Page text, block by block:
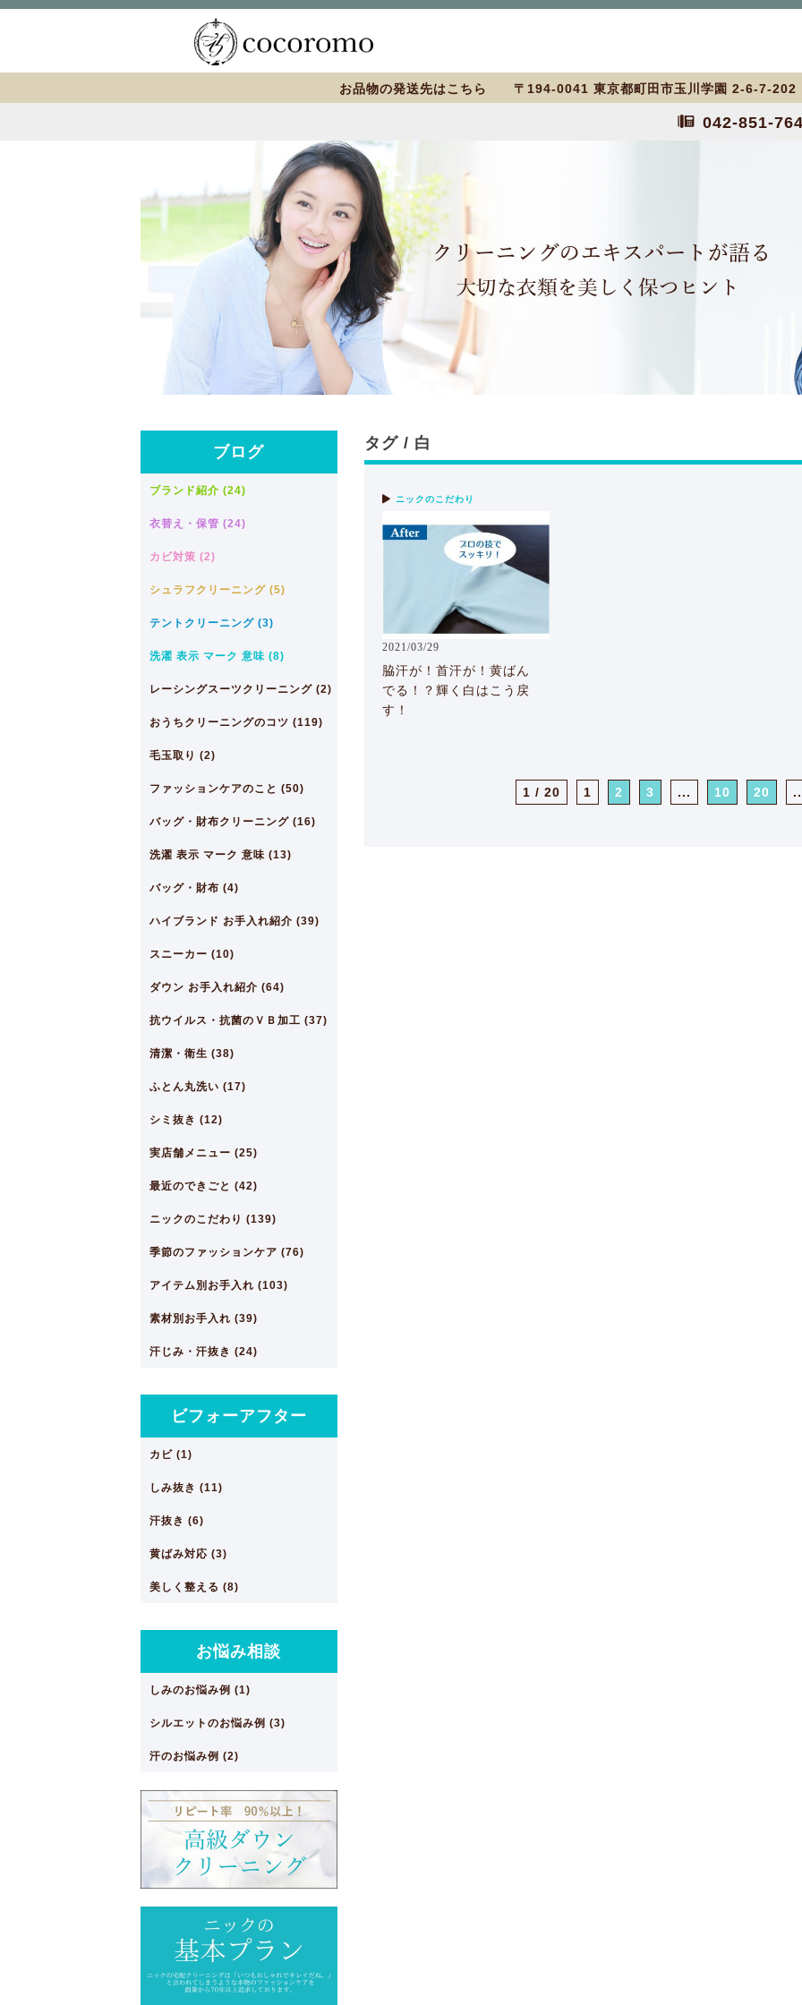
お品物の発送先はこちら 〒194-0041 東京都町田市玉川学園 2-6-7-
042-851-
タグ / 白
ニックのこだわり
2021/03/29
脇汗が！首汗が！黄ばん
でる！？輝く白はこう戻
す！
1 / 20 1 2 3 ... 10 20
ブログ
ブランド紹介 (24)
衣替え・保管 (24)
カビ対策 (2)
シュラフクリーニング (5)
テントクリーニング (3)
洗濯 表示 マーク 意味 (8)
レーシングスーツクリーニング (2)
おうちクリーニングのコツ (119)
毛玉取り (2)
ファッションケアのこと (50)
バッグ・財布クリーニング (16)
洗濯 表示 マーク 意味 (13)
バッグ・財布 (4)
ハイブランド お手入れ紹介 (39)
スニーカー (10)
ダウン お手入れ紹介 (64)
抗ウイルス・抗菌のＶＢ加工 (37)
清潔・衛生 (38)
ふとん丸洗い (17)
シミ抜き (12)
実店舗メニュー (25)
最近のできごと (42)
ニックのこだわり (139)
季節のファッションケア (76)
アイテム別お手入れ (103)
素材別お手入れ (39)
汗じみ・汗抜き (24)
ビフォーアフター
カビ (1)
しみ抜き (11)
汗抜き (6)
黄ばみ対応 (3)
美しく整える (8)
お悩み相談
しみのお悩み例 (1)
シルエットのお悩み例 (3)
汗のお悩み例 (2)